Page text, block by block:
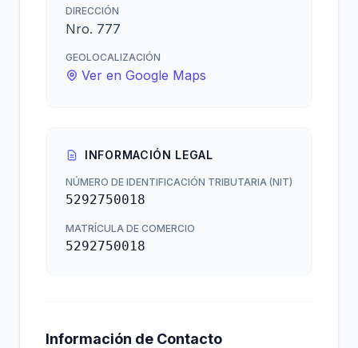
DIRECCIÓN
Nro. 777
GEOLOCALIZACIÓN
Ver en Google Maps
INFORMACIÓN LEGAL
NÚMERO DE IDENTIFICACIÓN TRIBUTARIA (NIT)
5292750018
MATRÍCULA DE COMERCIO
5292750018
Información de Contacto